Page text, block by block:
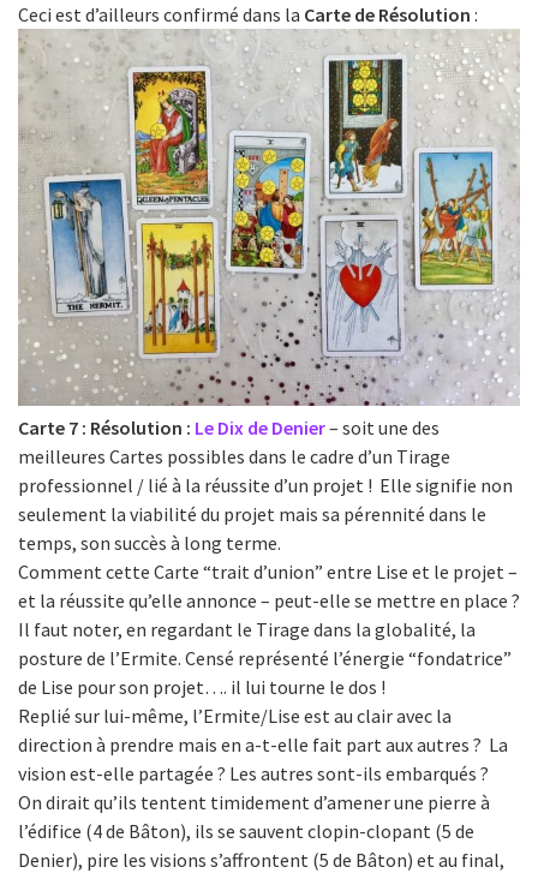
Ceci est d’ailleurs confirmé dans la Carte de Résolution :
Carte 7 : Résolution : Le Dix de Denier– soit une des
meilleures Cartes possibles dans le cadre d’un Tirage
professionnel / lié à la réussite d’un projet ! Elle signifie non
seulement la viabilité du projet mais sa pérennité dans le
temps, son succès à long terme.
Comment cette Carte “trait d’union” entre Lise et le projet –
et la réussite qu’elle annonce – peut-elle se mettre en place ?
Il faut noter, en regardant le Tirage dans la globalité, la
posture de l’Ermite. Censé représenté l’énergie “fondatrice”
de Lise pour son projet…. il lui tourne le dos !
Replié sur lui-même, l’Ermite/Lise est au clair avec la
direction à prendre mais en a-t-elle fait part aux autres ? La
vision est-elle partagée ? Les autres sont-ils embarqués ?
On dirait qu’ils tentent timidement d’amener une pierre à
l’édifice (4 de Bâton), ils se sauvent clopin-clopant (5 de
Denier), pire les visions s’affrontent (5 de Bâton) et au final,